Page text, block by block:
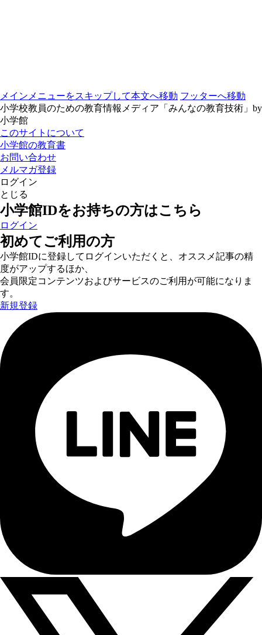
メインメニューをスキップして本文へ移動 フッターへ移動
小学校教員のための教育情報メディア「みんなの教育技術」by
小学館
このサイトについて
小学館の教育書
お問い合わせ
メルマガ登録
ログイン
とじる
小学館IDをお持ちの方はこちら
ログイン
初めてご利用の方
小学館IDに登録してログインいただくと、オススメ記事の精
度がアップするほか、
会員限定コンテンツおよびサービスのご利用が可能になりま
す。
新規登録